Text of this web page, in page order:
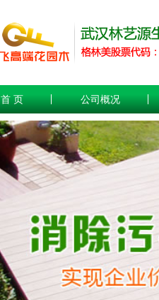
首 页 公司概况